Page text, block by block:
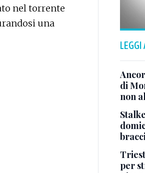
nel torrente
una
LEGGI
di
non
per